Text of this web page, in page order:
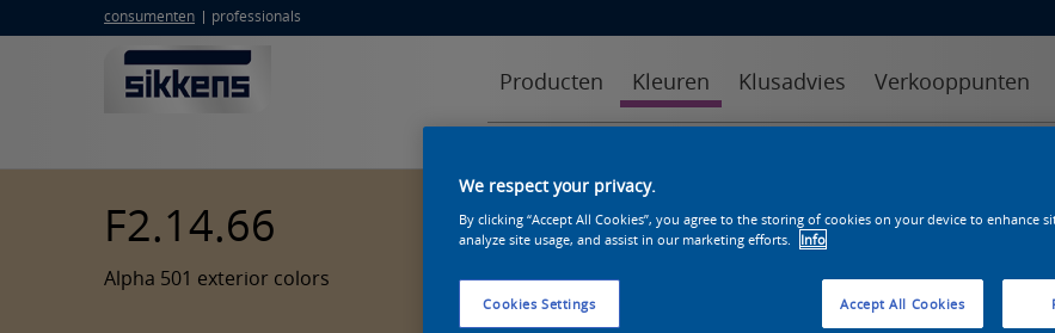
consumenten professionals
Producten Kleuren Klusadvies Verkooppunten
F2.14.66
Alpha 501 exterior colors
We respect your privacy.
By clicking “Accept All Cookies”, you agree to the storing of cookies on your device to enhance
analyze site usage, and assist in our marketing efforts.
Info
Cookies Settings Accept All Cookies